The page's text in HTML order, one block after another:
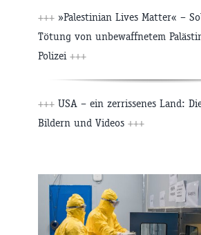
+++ »Palestinian Lives Matter« –
Tötung von unbewaffnetem
Polizei +++
+++ USA – ein zerrissenes Land:
Bildern und Videos +++